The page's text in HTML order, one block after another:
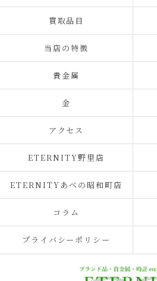
買取品目
当店の特徴
貴金属
金
アクセス
ETERNITY野里店
ETERNITYあべの昭和町店
コラム
プライバシーポリシー